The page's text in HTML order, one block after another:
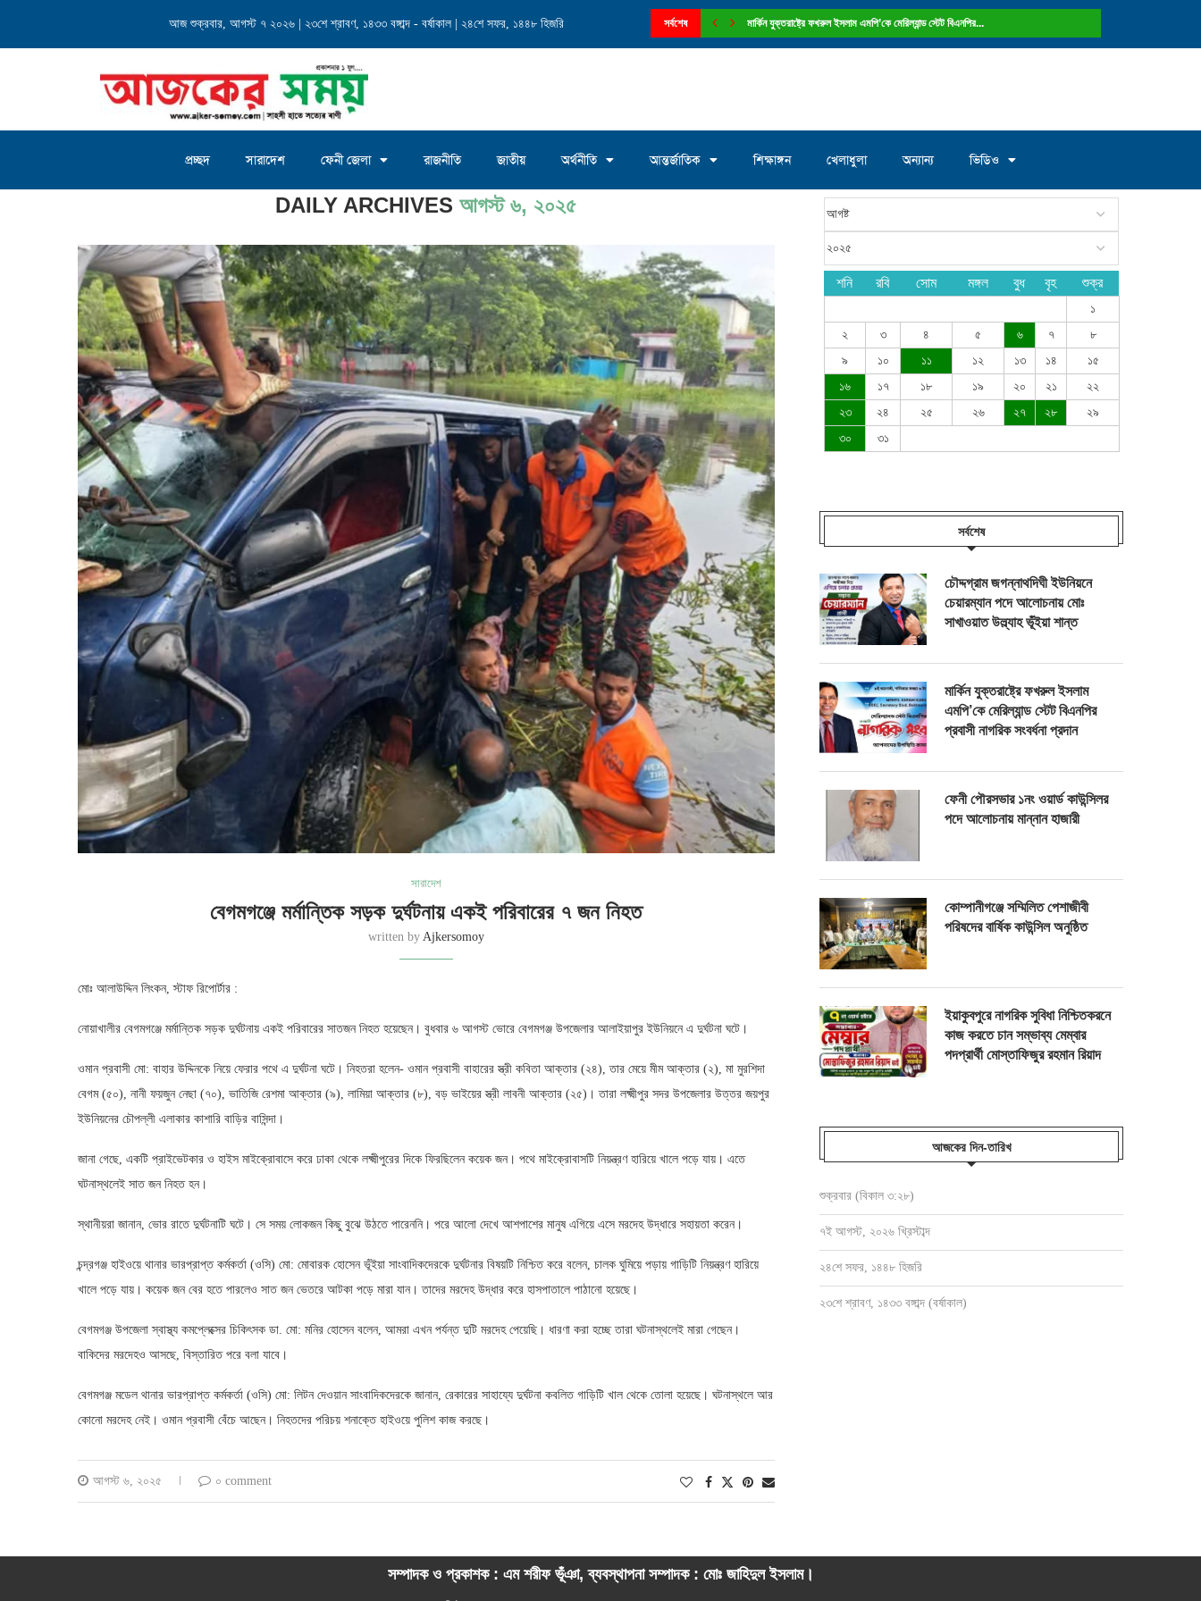
আজ শুক্রবার, আগস্ট ৭ ২০২৬ | ২৩শে শ্রাবণ, ১৪৩৩ বঙ্গাব্দ - বর্ষাকাল | ২৪শে সফর, ১৪৪৮ হিজরি সর্বশেষ
চৌদ্দগ্রাম জগন্নাথদিঘী ইউনিয়নে চেয়ারম্যান পদে আলোচনায় মোঃ সাখাওয়াত... মার্কিন যুক্তরাষ্ট্রে ফখরুল ইসলাম এমপি’কে মেরিল্যান্ড স্টেট বিএনপির...
প্রচ্ছদ সারাদেশ ফেনী জেলা রাজনীতি জাতীয় অর্থনীতি আন্তর্জাতিক শিক্ষাঙ্গন খেলাধুলা অন্যান্য ভিডিও
Archives for আগস্ট ৬, ২০২৫
DAILY ARCHIVESআগস্ট ৬, ২০২৫
সারাদেশ
বেগমগঞ্জে মর্মান্তিক সড়ক দুর্ঘটনায় একই পরিবারের ৭ জন নিহত
written by Ajkersomoy
মোঃ আলাউদ্দিন লিংকন, স্টাফ রিপোর্টার :
নোয়াখালীর বেগমগঞ্জে মর্মান্তিক সড়ক দুর্ঘটনায় একই পরিবারের সাতজন নিহত হয়েছেন। বুধবার ৬ আগস্ট ভোরে বেগমগঞ্জ উপজেলার আলাইয়াপুর ইউনিয়নে এ দুর্ঘটনা ঘটে।
ওমান প্রবাসী মো: বাহার উদ্দিনকে নিয়ে ফেরার পথে এ দুর্ঘটনা ঘটে। নিহতরা হলেন- ওমান প্রবাসী বাহারের স্ত্রী কবিতা আক্তার (২৪), তার মেয়ে মীম আক্তার (২), মা মুরশিদা
বেগম (৫০), নানী ফয়জুন নেছা (৭০), ভাতিজি রেশমা আক্তার (৯), লামিয়া আক্তার (৮), বড় ভাইয়ের স্ত্রী লাবনী আক্তার (২৫)। তারা লক্ষ্মীপুর সদর উপজেলার উত্তর জয়পুর
ইউনিয়নের চৌপল্লী এলাকার কাশারি বাড়ির বাসিন্দা।
জানা গেছে, একটি প্রাইভেটকার ও হাইস মাইক্রোবাসে করে ঢাকা থেকে লক্ষ্মীপুরের দিকে ফিরছিলেন কয়েক জন। পথে মাইক্রোবাসটি নিয়ন্ত্রণ হারিয়ে খালে পড়ে যায়। এতে
ঘটনাস্থলেই সাত জন নিহত হন।
স্থানীয়রা জানান, ভোর রাতে দুর্ঘটনাটি ঘটে। সে সময় লোকজন কিছু বুঝে উঠতে পারেননি। পরে আলো দেখে আশপাশের মানুষ এগিয়ে এসে মরদেহ উদ্ধারে সহায়তা করেন।
চন্দ্রগঞ্জ হাইওয়ে থানার ভারপ্রাপ্ত কর্মকর্তা (ওসি) মো: মোবারক হোসেন ভূঁইয়া সাংবাদিকদেরকে দুর্ঘটনার বিষয়টি নিশ্চিত করে বলেন, চালক ঘুমিয়ে পড়ায় গাড়িটি নিয়ন্ত্রণ হারিয়ে
খালে পড়ে যায়। কয়েক জন বের হতে পারলেও সাত জন ভেতরে আটকা পড়ে মারা যান। তাদের মরদেহ উদ্ধার করে হাসপাতালে পাঠানো হয়েছে।
বেগমগঞ্জ উপজেলা স্বাস্থ্য কমপ্লেক্সের চিকিৎসক ডা. মো: মনির হোসেন বলেন, আমরা এখন পর্যন্ত দুটি মরদেহ পেয়েছি। ধারণা করা হচ্ছে তারা ঘটনাস্থলেই মারা গেছেন।
বাকিদের মরদেহও আসছে, বিস্তারিত পরে বলা যাবে।
বেগমগঞ্জ মডেল থানার ভারপ্রাপ্ত কর্মকর্তা (ওসি) মো: লিটন দেওয়ান সাংবাদিকদেরকে জানান, রেকারের সাহায্যে দুর্ঘটনা কবলিত গাড়িটি খাল থেকে তোলা হয়েছে। ঘটনাস্থলে আর
কোনো মরদেহ নেই। ওমান প্রবাসী বেঁচে আছেন। নিহতদের পরিচয় শনাক্তে হাইওয়ে পুলিশ কাজ করছে।
আগস্ট ৬, ২০২৫ ০ comment
শনি রবি সোম মঙ্গল বুধ বৃহ শুক্র
১
২
৩ ৪ ৫ ৬ ৭
৮
৯
১০ ১১ ১২ ১৩ ১৪
১৫
১৬
১৭ ১৮ ১৯ ২০ ২১
২২
২৩
২৪ ২৫ ২৬ ২৭ ২৮
২৯
৩০
৩১
সর্বশেষ
চৌদ্দগ্রাম জগন্নাথদিঘী ইউনিয়নে
চেয়ারম্যান পদে আলোচনায় মোঃ
সাখাওয়াত উল্ল্যাহ ভূঁইয়া শান্ত
মার্কিন যুক্তরাষ্ট্রে ফখরুল ইসলাম
এমপি’কে মেরিল্যান্ড স্টেট বিএনপির
প্রবাসী নাগরিক সংবর্ধনা প্রদান
ফেনী পৌরসভার ১নং ওয়ার্ড কাউন্সিলর
পদে আলোচনায় মান্নান হাজারী
কোম্পানীগঞ্জে সম্মিলিত পেশাজীবী
পরিষদের বার্ষিক কাউন্সিল অনুষ্ঠিত
ইয়াকুবপুরে নাগরিক সুবিধা নিশ্চিতকরনে
কাজ করতে চান সম্ভাব্য মেম্বার
পদপ্রার্থী মোস্তাফিজুর রহমান রিয়াদ
আজকের দিন-তারিখ
শুক্রবার (বিকাল ৩:২৮)
৭ই আগস্ট, ২০২৬ খ্রিস্টাব্দ
২৪শে সফর, ১৪৪৮ হিজরি
২৩শে শ্রাবণ, ১৪৩৩ বঙ্গাব্দ (বর্ষাকাল)
সম্পাদক ও প্রকাশক : এম শরীফ ভূঁঞা, ব্যবস্থাপনা সম্পাদক : মোঃ জাহিদুল ইসলাম।